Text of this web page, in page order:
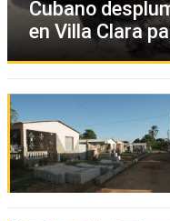
Cubano
en Villa Clara